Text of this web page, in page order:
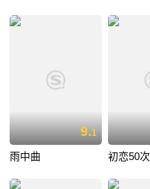
9.1
雨中曲 初恋50次